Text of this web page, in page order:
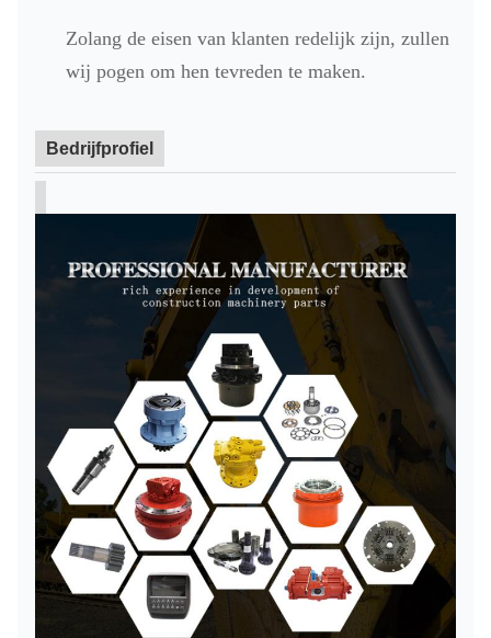
Zolang de eisen van klanten redelijk zijn, zullen
wij pogen om hen tevreden te maken.
Bedrijfprofiel